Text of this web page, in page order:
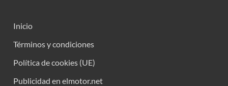
Inicio
Términos y condiciones
Política de cookies (UE)
Publicidad en elmotor.net